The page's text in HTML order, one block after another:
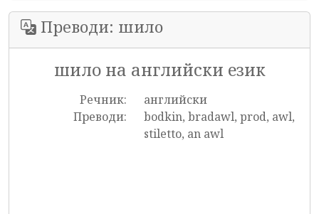
Преводи: шило
шило на английски език
Речник:
английски
Преводи:
bodkin, bradawl, prod, awl,
stiletto, an awl